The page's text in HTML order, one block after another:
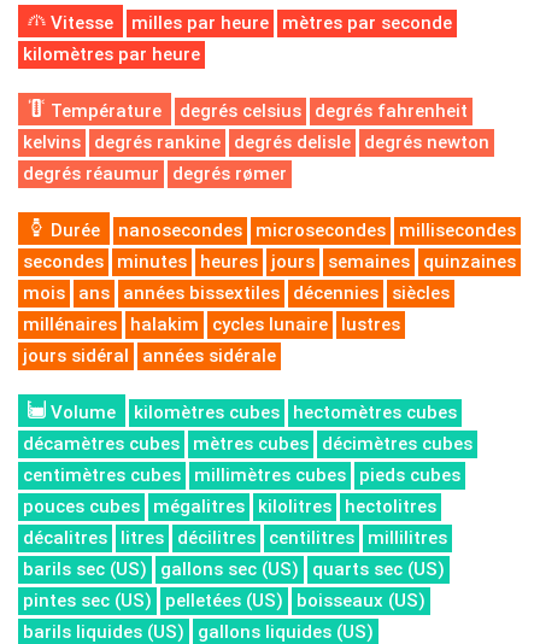
Vitesse milles par heure
mètres par seconde
kilomètres par heure
Température degrés celsius
degrés fahrenheit
kelvins
degrés rankine degrés delisle
degrés newton
degrés réaumur
degrés rømer
Durée nanosecondes microsecondes
millisecondes
secondes
minutes heures jours semaines
quinzaines
mois
ans années bissextiles décennies
siècles
millénaires
halakim cycles lunaire
lustres
jours sidéral
années sidérale
Volume kilomètres cubes
hectomètres cubes
décamètres cubes
mètres cubes
décimètres cubes
centimètres cubes
millimètres cubes
pieds cubes
pouces cubes
mégalitres kilolitres
hectolitres
décalitres
litres décilitres centilitres
millilitres
barils sec (US)
gallons sec (US)
quarts sec (US)
pintes sec (US)
pelletées (US)
boisseaux (US)
barils liquides (US)
gallons liquides (US)